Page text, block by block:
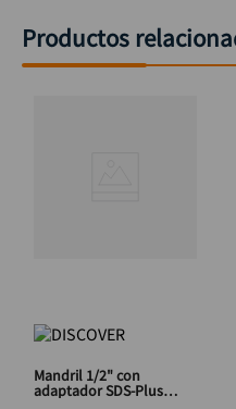
Productos
Mandril 1/2" con
adaptador SDS-Plus